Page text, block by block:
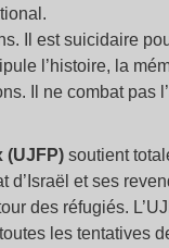
Il est suicidaire
l’histoire, la
Il ne combat pas
(UJFP) soutient
d’Israël et ses
des réfugiés.
les tentatives